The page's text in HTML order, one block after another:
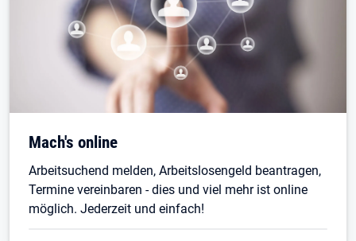
Mach's online
Arbeitsuchend melden, Arbeitslosengeld beantragen,
Termine vereinbaren - dies und viel mehr ist online
möglich. Jederzeit und einfach!